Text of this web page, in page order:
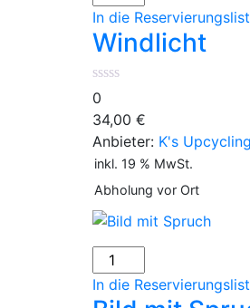
Menge
In die
Windlicht
0
34,00 €
Anbieter: K's Upcycling
inkl. 19 % MwSt.
Abholung vor Ort
Bild
mit
Spruch
In die